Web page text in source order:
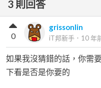
3 則回答
grissonlin
iT邦新手 ． 10 年
0
如果我沒猜錯的話，你需
下看是否是你要的